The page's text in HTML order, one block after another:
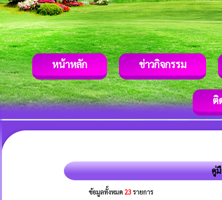
หน้าหลัก ข่าวกิจกรรม
ติ
คู่
ข้อมูลทั้งหมด 23รายการ